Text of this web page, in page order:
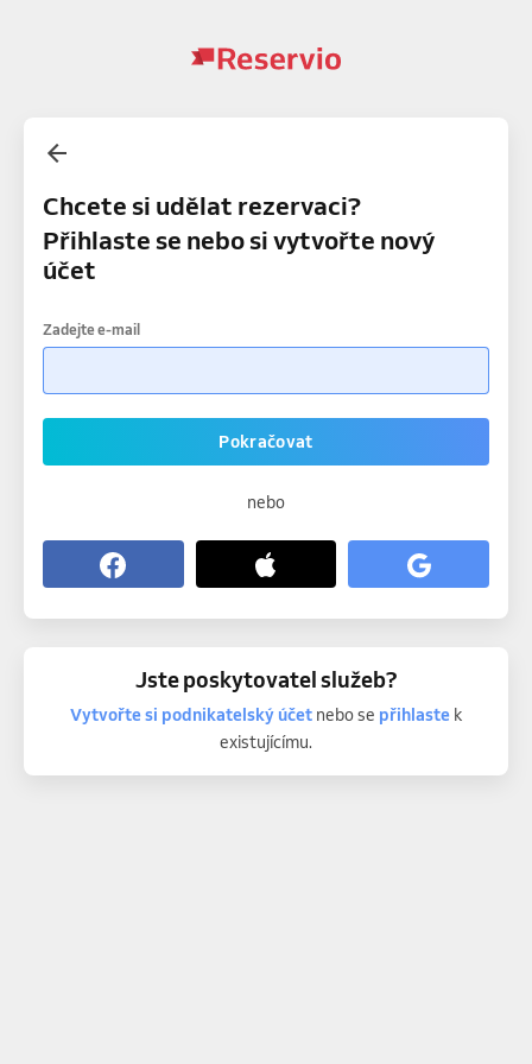
Chcete si udělat rezervaci?
Přihlaste se nebo si vytvořte nový
účet
Zadejte e-mail
Pokračovat
nebo
Jste poskytovatel služeb?
Vytvořte si podnikatelský účetnebo se přihlastek
existujícímu.